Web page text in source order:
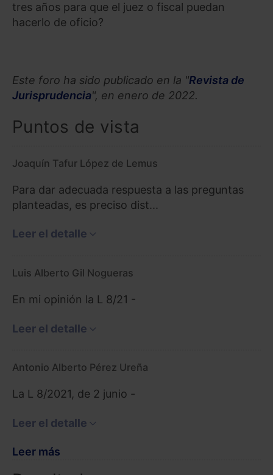
tres años para que el juez o fiscal puedan
hacerlo de oficio?
Este foro ha sido publicado en la "Revista de
Jurisprudencia", en enero de 2022.
Puntos de vista
Joaquín Tafur López de Lemus
Para dar adecuada respuesta a las preguntas
planteadas, es preciso dist...
Leer el detalle
Luis Alberto Gil Nogueras
En mi opinión la L 8/21 -
Leer el detalle
Antonio Alberto Pérez Ureña
La L 8/2021, de 2 junio -
Leer el detalle
Leer más